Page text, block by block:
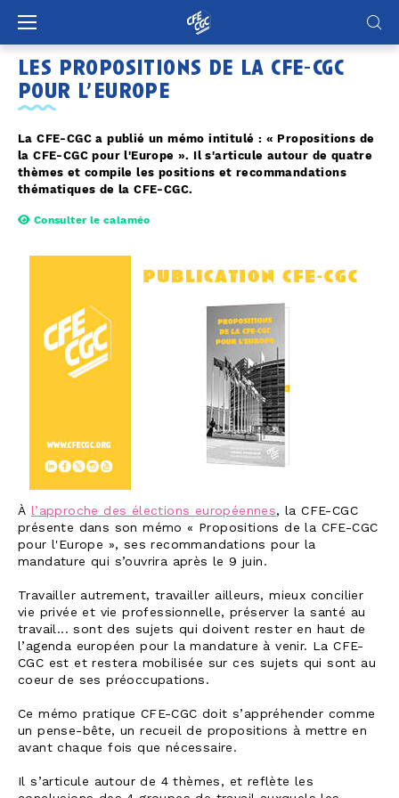
les propositions de la cfe-cgc
pour l’europe
La CFE-CGC a publié un mémo intitulé : « Propositions de
la CFE-CGC pour l'Europe ». Il s'articule autour de quatre
thèmes et compile les positions et recommandations
thématiques de la CFE-CGC.
Consulter le calaméo
À l’approche des élections européennes, la CFE-CGC
présente dans son mémo « Propositions de la CFE-CGC
pour l'Europe », ses recommandations pour la
mandature qui s’ouvrira après le 9 juin.
Travailler autrement, travailler ailleurs, mieux concilier
vie privée et vie professionnelle, préserver la santé au
travail... sont des sujets qui doivent rester en haut de
l’agenda européen pour la mandature à venir. La CFE-
CGC est et restera mobilisée sur ces sujets qui sont au
coeur de ses préoccupations.
Ce mémo pratique CFE-CGC doit s’appréhender comme
un pense-bête, un recueil de propositions à mettre en
avant chaque fois que nécessaire.
Il s’articule autour de 4 thèmes, et reflète les
Panneau de gestion des cookies